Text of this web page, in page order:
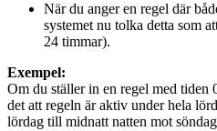
När du anger en regel där
systemet nu tolka detta som
24 timmar).
Exempel:
Om du ställer in en regel med tiden
det att regeln är aktiv under hela
lördag till midnatt natten mot